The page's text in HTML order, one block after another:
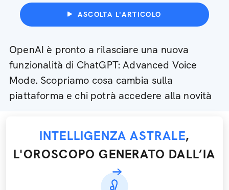
ASCOLTA L'ARTICOLO
OpenAI è pronto a rilasciare una nuova
funzionalità di ChatGPT: Advanced Voice
Mode. Scopriamo cosa cambia sulla
piattaforma e chi potrà accedere alla novità
INTELLIGENZA ASTRALE,
L'OROSCOPO GENERATO DALL’IA